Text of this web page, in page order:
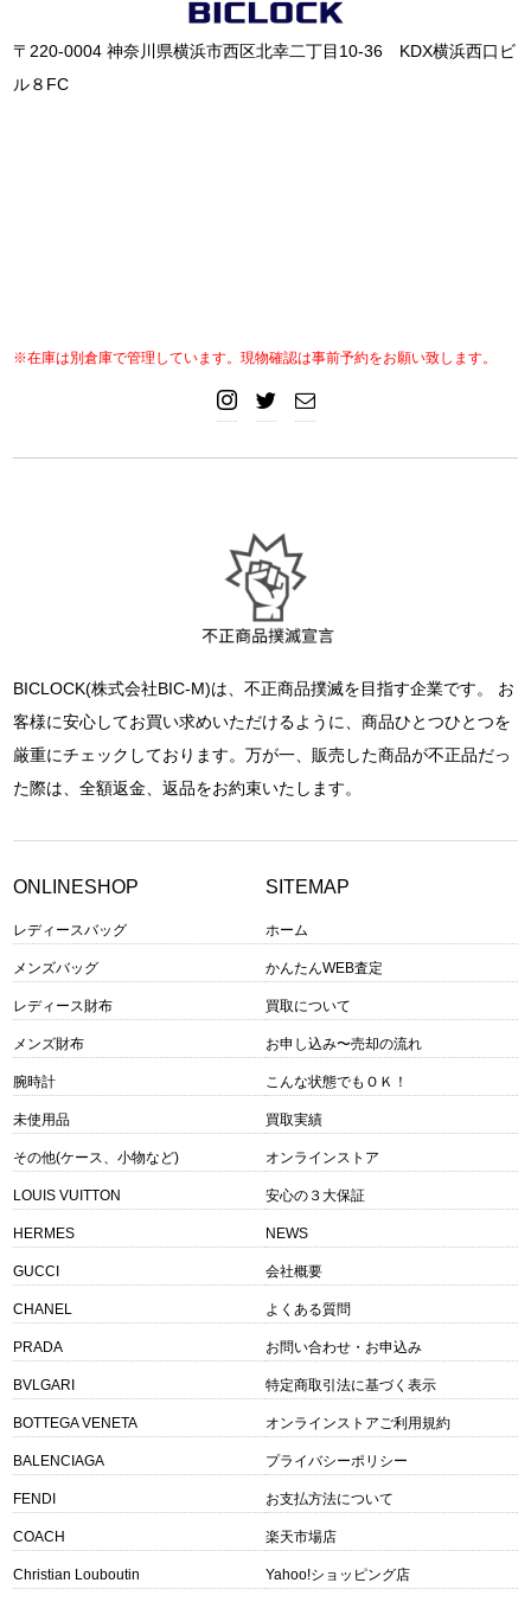
〒220-0004 神奈川県横浜市西区北幸二丁目10-36 KDX横浜西口ビ
ル８FC
※在庫は別倉庫で管理しています。現物確認は事前予約をお願い致します。
BICLOCK(株式会社BIC-M)は、不正商品撲滅を目指す企業です。 お
客様に安心してお買い求めいただけるように、商品ひとつひとつを
厳重にチェックしております。万が一、販売した商品が不正品だっ
た際は、全額返金、返品をお約束いたします。
ONLINESHOP
レディースバッグ
メンズバッグ
レディース財布
メンズ財布
腕時計
未使用品
その他(ケース、小物など)
LOUIS VUITTON
HERMES
GUCCI
CHANEL
PRADA
BVLGARI
BOTTEGA VENETA
BALENCIAGA
FENDI
COACH
Christian Louboutin
SITEMAP
ホーム
かんたんWEB査定
買取について
お申し込み〜売却の流れ
こんな状態でもＯＫ！
買取実績
オンラインストア
安心の３大保証
NEWS
会社概要
よくある質問
お問い合わせ・お申込み
特定商取引法に基づく表示
オンラインストアご利用規約
プライバシーポリシー
お支払方法について
楽天市場店
Yahoo!ショッピング店